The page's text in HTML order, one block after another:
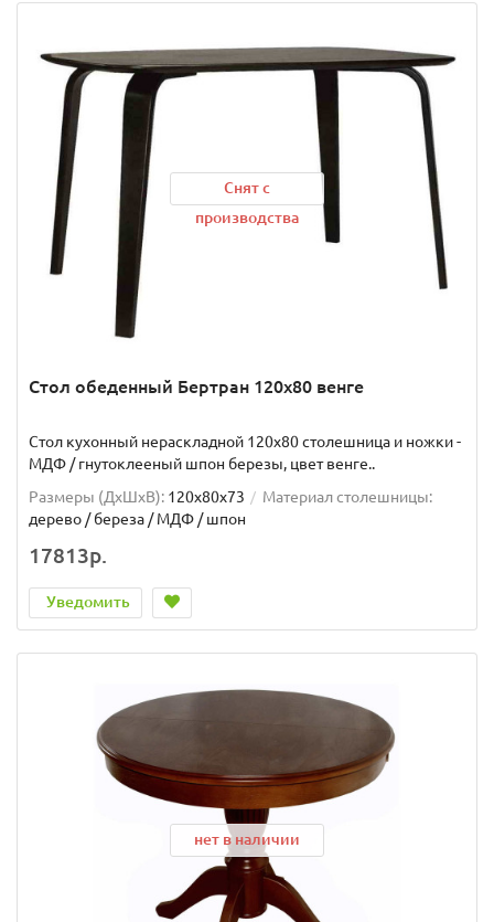
Снят с
производства
Стол обеденный Бертран 120х80 венге
Стол кухонный нераскладной 120х80 столешница и ножки -
МДФ / гнутоклееный шпон березы, цвет венге..
Размеры (ДхШxВ): 120x80x73
Материал столешницы:
дерево / береза / МДФ / шпон
17813р.
Уведомить
нет в наличии